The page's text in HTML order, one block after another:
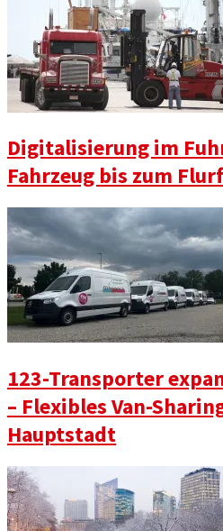
Digitalisierung im
Fahrzeug bis zum
123-Transporter
– Flexibles Van-
Hauptstadt